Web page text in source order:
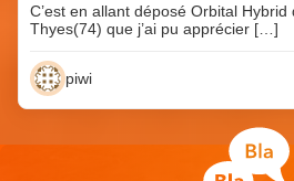
C’est en allant déposé Orbital Hybrid
Thyes(74) que j’ai pu apprécier […]
piwi